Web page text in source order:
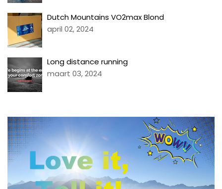
Dutch Mountains VO2max Blond
april 02, 2024
Long distance running
maart 03, 2024